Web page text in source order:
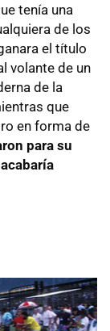
tenía una
de los
el título
volante de un
de la
que
en forma de
para su